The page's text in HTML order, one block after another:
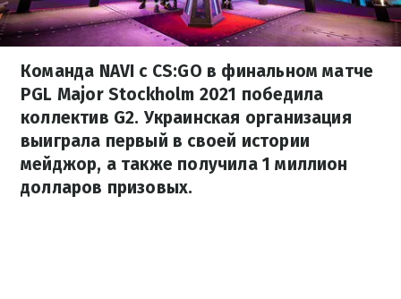
Команда NAVI с CS:GO в финальном матче
PGL Major Stockholm 2021 победила
коллектив G2. Украинская организация
выиграла первый в своей истории
мейджор, а также получила 1 миллион
долларов призовых.